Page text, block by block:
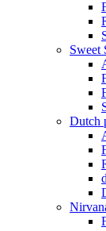
Sweet
Dutch